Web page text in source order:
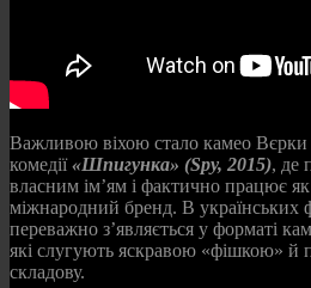
Важливою віхою стало камео Вєрки
комедії«Шпигунка» (Spy, 2015), де
власним ім’ям і фактично працює як
міжнародний бренд. В українських
переважно з’являється у форматі
які слугують яскравою «фішкою» й
складову.